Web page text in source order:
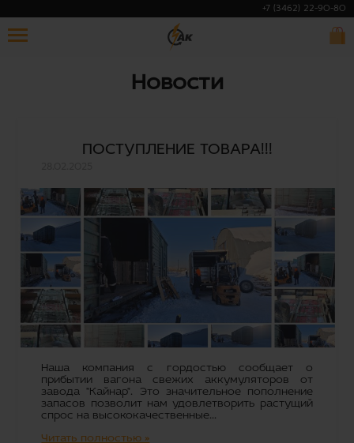
+7 (3462) 22-90-80
Новости
ПОСТУПЛЕНИЕ ТОВАРА!!!
Наша компания с гордостью сообщает о
прибытии вагона свежих аккумуляторов от
завода "Кайнар". Это значительное пополнение
запасов позволит нам удовлетворить растущий
спрос на высококачественные...
Читать полностью »